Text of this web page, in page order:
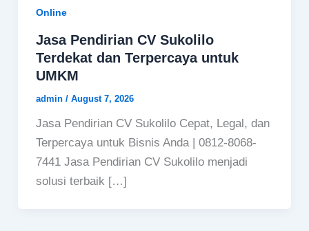
Online
Jasa Pendirian CV Sukolilo
Terdekat dan Terpercaya untuk
UMKM
admin / August 7, 2026
Jasa Pendirian CV Sukolilo Cepat, Legal, dan
Terpercaya untuk Bisnis Anda | 0812-8068-
7441 Jasa Pendirian CV Sukolilo menjadi
solusi terbaik […]